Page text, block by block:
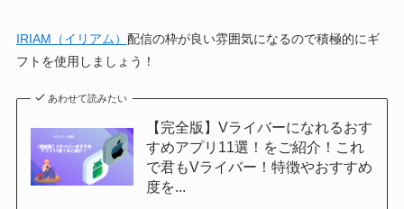
IRIAM（イリアム） 配信の枠が良い雰囲気になるので積極的にギ
フトを使用しましょう！
あわせて読みたい
【完全版】Vライバーになれるおす
すめアプリ11選！をご紹介！これ
で君もVライバー！特徴やおすすめ
度を...